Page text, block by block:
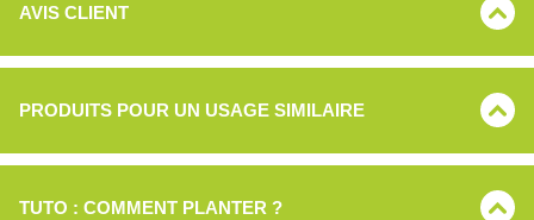
AVIS CLIENT
PRODUITS POUR UN USAGE SIMILAIRE
TUTO : COMMENT PLANTER ?